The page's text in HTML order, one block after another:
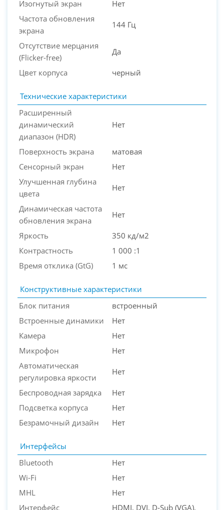
PC-Arena на карте Москвы — Яндекс Карты
Изогнутый экран
Нет
Частота обновления
экрана
144 Гц
Отсутствие мерцания
(Flicker-free)
Да
Цвет корпуса черный
Технические характеристики
Расширенный
динамический
диапазон (HDR)
Нет
Поверхность экрана
матовая
Сенсорный экран
Нет
Улучшенная глубина
цвета
Нет
Динамическая частота
обновления экрана
Нет
Яркость
350 кд/м2
Контрастность
1 000 :1
Время отклика (GtG)
1 мс
Конструктивные характеристики
Блок питания
встроенный
Встроенные динамики
Нет
Камера
Нет
Микрофон
Нет
Автоматическая
регулировка яркости
Нет
Беспроводная зарядка
Нет
Подсветка корпуса
Нет
Безрамочный дизайн
Нет
Интерфейсы
Bluetooth
Нет
Wi-Fi
Нет
MHL
Нет
Интерфейс
HDMI, DVI, D-Sub (VGA),